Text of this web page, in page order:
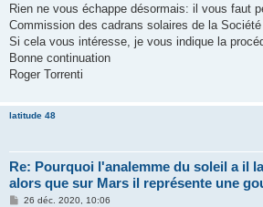
Rien ne vous échappe désormais: il vous faut
Commission des cadrans solaires de la Société
Si cela vous intéresse, je vous indique la
Bonne continuation
Roger Torrenti
latitude 48
Re: Pourquoi l'analemme du soleil a il
alors que sur Mars il représente une
M26 déc. 2020, 10:06